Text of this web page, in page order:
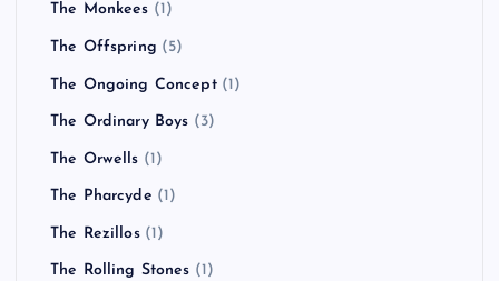
The Monkees (1)
The Offspring (5)
The Ongoing Concept(1)
The Ordinary Boys (3)
The Orwells (1)
The Pharcyde (1)
The Rezillos(1)
The Rolling Stones (1)